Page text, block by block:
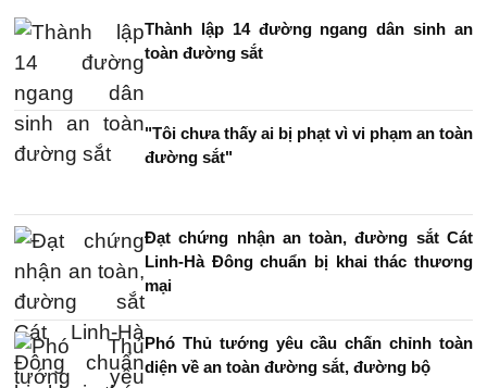
Thành lập 14 đường ngang dân sinh an
toàn đường sắt
"Tôi chưa thấy ai bị phạt vì vi phạm an toàn
đường sắt"
Đạt chứng nhận an toàn, đường sắt Cát
Linh-Hà Đông chuẩn bị khai thác thương
mại
Phó Thủ tướng yêu cầu chấn chỉnh toàn
diện về an toàn đường sắt, đường bộ